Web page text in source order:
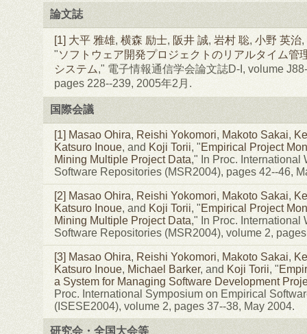
論文誌
[1] 大平 雅雄, 横森 励士, 阪井 誠, 岩村 聡, 小野 英治,
"ソフトウェア開発プロジェクトのリアルタイム管
システム," 電子情報通信学会論文誌D-I, volume
pages 228--239, 2005年2月.
国際会議
[1] Masao Ohira, Reishi Yokomori, Makoto Sakai,
Katsuro Inoue, and Koji Torii, "Empirical Project
Mining Multiple Project Data," In Proc. International
Software Repositories (MSR2004), pages 42--46,
[2] Masao Ohira, Reishi Yokomori, Makoto Sakai,
Katsuro Inoue, and Koji Torii, "Empirical Project
Mining Multiple Project Data," In Proc. International
Software Repositories (MSR2004), volume 2,
[3] Masao Ohira, Reishi Yokomori, Makoto Sakai,
Katsuro Inoue, Michael Barker, and Koji Torii, "
a System for Managing Software Development
Proc. International Symposium on Empirical
(ISESE2004), volume 2, pages 37--38, May 2004.
研究会・全国大会等